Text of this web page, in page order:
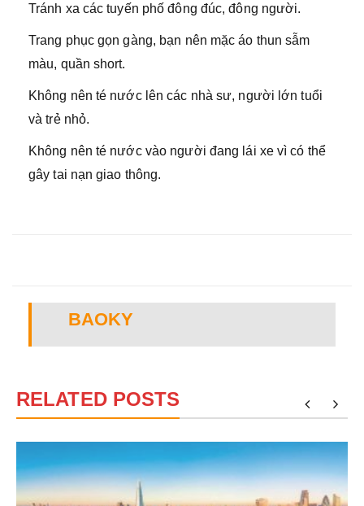
Tránh xa các tuyến phố đông đúc, đông người.
Trang phục gọn gàng, bạn nên mặc áo thun sẫm
màu, quần short.
Không nên té nước lên các nhà sư, người lớn tuổi
và trẻ nhỏ.
Không nên té nước vào người đang lái xe vì có thể
gây tai nạn giao thông.
BAOKY
RELATED POSTS